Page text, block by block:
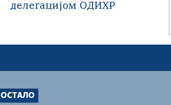
делегацијом ОДИХР
ОСТАЛО